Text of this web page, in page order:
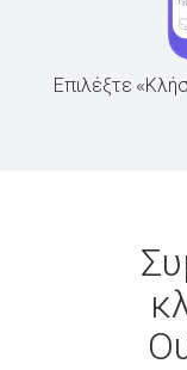
Επιλέξτε